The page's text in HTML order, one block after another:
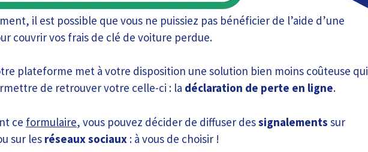
il est possible que vous ne puissiez pas bénéficier de l’aide d’une
couvrir vos frais de clé de voiture perdue.
plateforme met à votre disposition une solution bien moins coûteuse qui
de retrouver votre celle-ci : la déclaration de perte en ligne.
ce formulaire, vous pouvez décider de diffuser dessignalements sur
sur les réseaux sociaux : à vous de choisir !